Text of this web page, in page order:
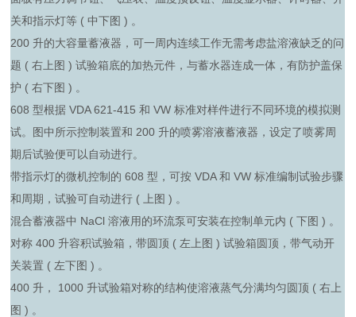
关和指示灯等 ( 中下图 ) 。
200 升的大容量蓄液器，可一周内连续工作无需考虑盐溶液缺乏的问
题 ( 右上图 ) 试验箱底的加热元件，与蓄水器连成一体，有防护盖保
护 ( 右下图 ) 。
608 型根据 VDA 621-415 和 VW 标准对样件进行不同环境的模拟测
试。图中所示控制装置和 200 升的喷雾溶液蓄液器，设定了喷雾周
期后试验便可以自动进行。
带指示灯的微机控制的 608 型，可按 VDA 和 VW 标准编制试验步骤
和周期，试验可自动进行 ( 上图 ) 。
混合蓄液器中 NaCl 溶液用的环流泵可安装在控制单元内 ( 下图 ) 。
对称 400 升容积试验箱，带圆顶 ( 左上图 ) 试验箱圆顶，带气动开
关装置 ( 左下图 ) 。
400 升， 1000 升试验箱对称的结构使溶液蒸气分满均匀圆顶 ( 右上
图 ) 。